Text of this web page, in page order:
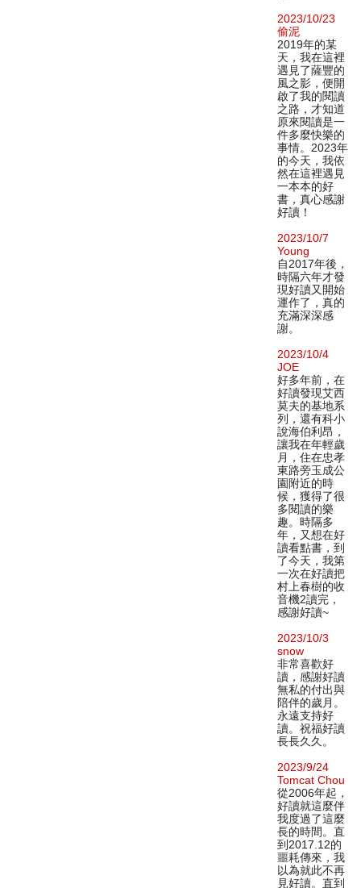
2023/10/23
偷泥
2019年的某
天，我在這裡
遇見了薩豐的
風之影，便開
啟了我的閱讀
之路，才知道
原來閱讀是一
件多麼快樂的
事情。2023年
的今天，我依
然在這裡遇見
一本本的好
書，真心感謝
好讀！
2023/10/7
Young
自2017年後，
時隔六年才發
現好讀又開始
運作了，真的
充滿深深感
謝。
2023/10/4
JOE
好多年前，在
好讀發現艾西
莫夫的基地系
列，還有科小
說海伯利昂，
讓我在年輕歲
月，住在忠孝
東路旁玉成公
園附近的時
候，獲得了很
多閱讀的樂
趣。時隔多
年，又想在好
讀看點書，到
了今天，我第
一次在好讀把
村上春樹的收
音機2讀完，
感謝好讀~
2023/10/3
snow
非常喜歡好
讀，感謝好讀
無私的付出與
陪伴的歲月。
永遠支持好
讀。祝福好讀
長長久久。
2023/9/24
Tomcat Chou
從2006年起，
好讀就這麼伴
我度過了這麼
長的時間。直
到2017.12的
噩耗傳來，我
以為就此不再
見好讀。直到